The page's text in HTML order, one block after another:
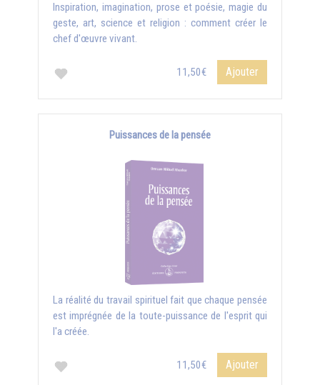
Inspiration, imagination, prose et poésie, magie du
geste, art, science et religion : comment créer le
chef d'œuvre vivant.
11,50€ Ajouter
Puissances de la pensée
La réalité du travail spirituel fait que chaque pensée
est imprégnée de la toute-puissance de l'esprit qui
l'a créée.
11,50€ Ajouter